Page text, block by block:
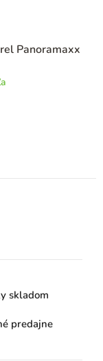
Panoramaxx
skladom
predajne